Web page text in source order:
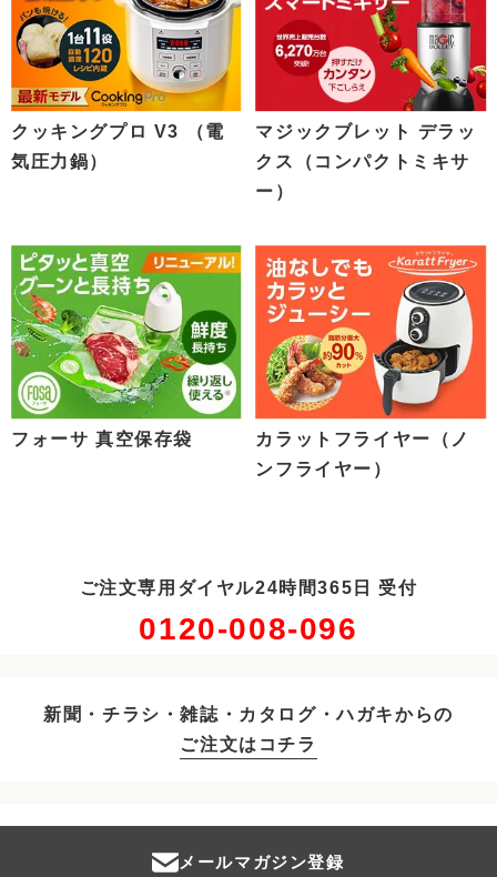
クッキングプロ V3 （電
気圧力鍋）
マジックブレット デラッ
クス（コンパクトミキサ
ー）
フォーサ 真空保存袋
カラットフライヤー（ノ
ンフライヤー）
ご注文専用ダイヤル24時間365日 受付
0120-008-096
新聞・チラシ・雑誌・カタログ・ハガキからの
ご注文はコチラ
メールマガジン登録